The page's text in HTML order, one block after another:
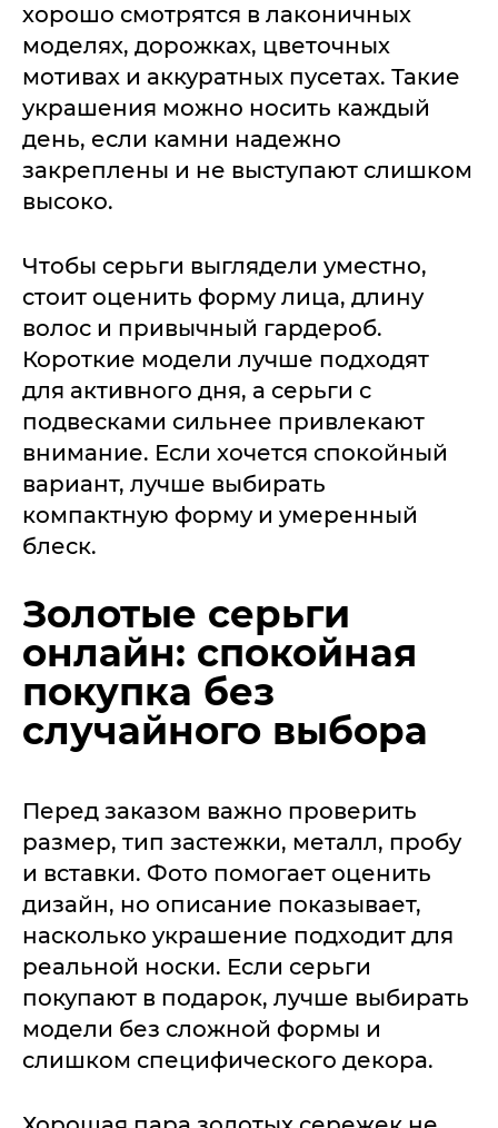
хорошо смотрятся в лаконичных
моделях, дорожках, цветочных
мотивах и аккуратных пусетах. Такие
украшения можно носить каждый
день, если камни надежно
закреплены и не выступают слишком
высоко.
Чтобы серьги выглядели уместно,
стоит оценить форму лица, длину
волос и привычный гардероб.
Короткие модели лучше подходят
для активного дня, а серьги с
подвесками сильнее привлекают
внимание. Если хочется спокойный
вариант, лучше выбирать
компактную форму и умеренный
блеск.
Золотые серьги
онлайн: спокойная
покупка без
случайного выбора
Перед заказом важно проверить
размер, тип застежки, металл, пробу
и вставки. Фото помогает оценить
дизайн, но описание показывает,
насколько украшение подходит для
реальной носки. Если серьги
покупают в подарок, лучше выбирать
модели без сложной формы и
слишком специфического декора.